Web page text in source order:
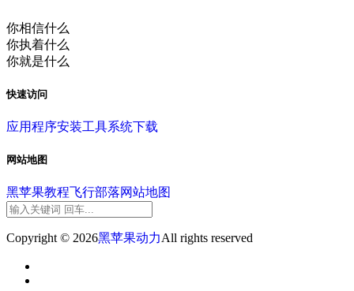
你相信什么
你执着什么
你就是什么
快速访问
应用程序安装工具系统下载
网站地图
黑苹果教程飞行部落网站地图
Copyright © 2026黑苹果动力All rights reserved